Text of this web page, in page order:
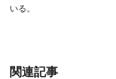
いる。
関連記事